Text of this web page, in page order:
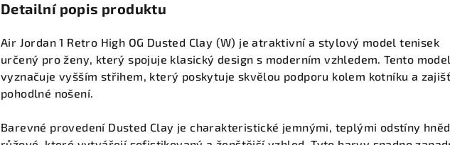
Detailní popis produktu
Air Jordan 1 Retro High OG Dusted Clay (W) je atraktivní a stylový model tenisek
určený pro ženy, který spojuje klasický design s moderním vzhledem. Tento
vyznačuje vyšším střihem, který poskytuje skvělou podporu kolem kotníku a
pohodlné nošení.
Barevné provedení Dusted Clay je charakteristické jemnými, teplými odstíny